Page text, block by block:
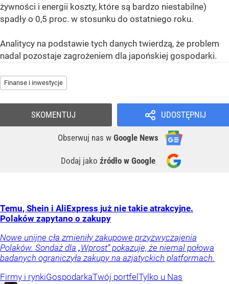
żywności i energii koszty, które są bardzo niestabilne)
spadły o 0,5 proc. w stosunku do ostatniego roku.
Analitycy na podstawie tych danych twierdzą, że problem
nadal pozostaje zagrożeniem dla japońskiej gospodarki.
Finanse i inwestycje
UDOSTĘPNIJ
Obserwuj nas w Google News
Dodaj jako źródło w Google
SKOMENTUJ
Temu, Shein i AliExpress już nie takie atrakcyjne.
Polaków zapytano o zakupy
Nowe unijne cła zmieniły zakupowe przyzwyczajenia
Polaków. Sondaż dla „Wprost” pokazuje, że niemal połowa
badanych ograniczyła zakupy na azjatyckich platformach.
Firmy i rynkiGospodarkaTwój portfelTylko u Nas